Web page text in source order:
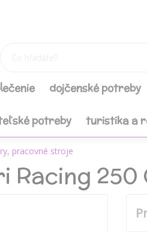
dojčenské potreby
potreby turistika a
pracovné stroje
Racing 250